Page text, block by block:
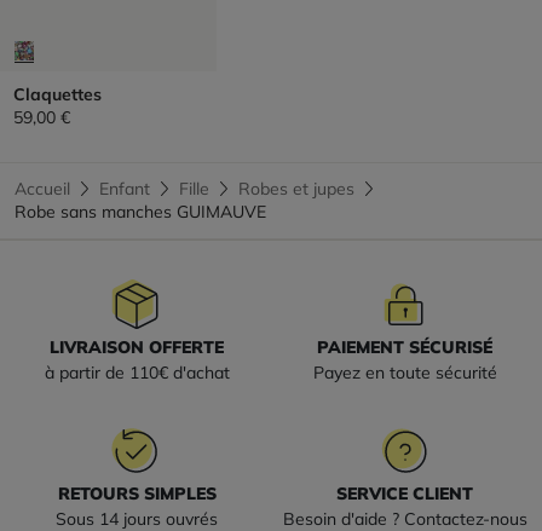
Claquettes
59,00 €
Accueil Enfant Fille
Robes et jupes
Robe sans manches GUIMAUVE
LIVRAISON OFFERTE
à partir de 110€ d'achat
PAIEMENT SÉCURISÉ
Payez en toute sécurité
RETOURS SIMPLES
Sous 14 jours ouvrés
SERVICE CLIENT
Besoin d'aide ? Contactez-nous